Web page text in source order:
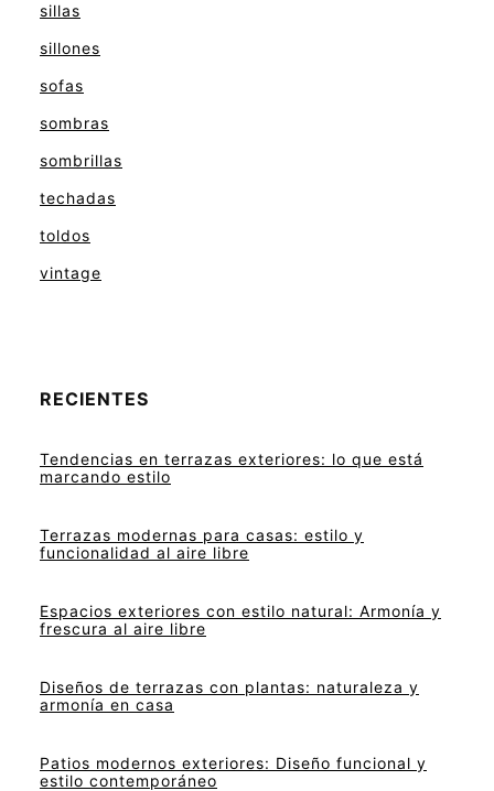
sillas
sillones
sofas
sombras
sombrillas
techadas
toldos
vintage
RECIENTES
Tendencias en terrazas exteriores: lo que está
marcando estilo
Terrazas modernas para casas: estilo y
funcionalidad al aire libre
Espacios exteriores con estilo natural: Armonía y
frescura al aire libre
Diseños de terrazas con plantas: naturaleza y
armonía en casa
Patios modernos exteriores: Diseño funcional y
estilo contemporáneo